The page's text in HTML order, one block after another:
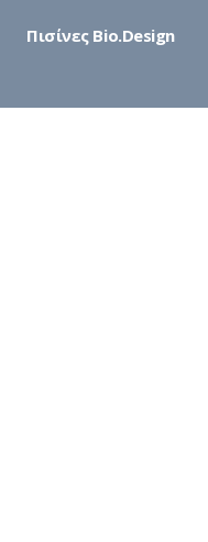
Πισίνες Bio.Design